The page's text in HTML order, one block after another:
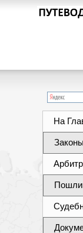
На